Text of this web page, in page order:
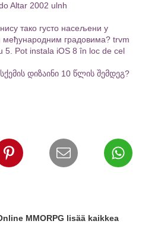
Altar 2002 ulnh
тако густо насељени у
градовима? trvm
5. Pot instala iOS 8 în loc de cel
დიზაინი 10 წლის შემდეგ?
MMORPG lisää kaikkea